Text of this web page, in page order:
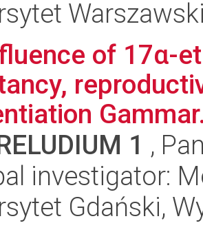
of 17α-
1 ,
investigator:
Gdański,